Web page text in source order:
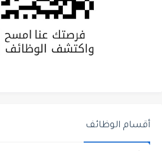
أقسام الوظائف